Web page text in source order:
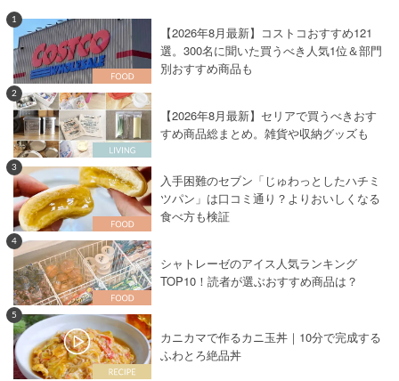
1
【2026年8月最新】コストコおすすめ121
選。300名に聞いた買うべき人気1位＆部門
別おすすめ商品も
2
【2026年8月最新】セリアで買うべきおす
すめ商品総まとめ。雑貨や収納グッズも
3
入手困難のセブン「じゅわっとしたハチミ
ツパン」は口コミ通り？よりおいしくなる
食べ方も検証
4
シャトレーゼのアイス人気ランキング
TOP10！読者が選ぶおすすめ商品は？
5
カニカマで作るカニ玉丼｜10分で完成する
ふわとろ絶品丼